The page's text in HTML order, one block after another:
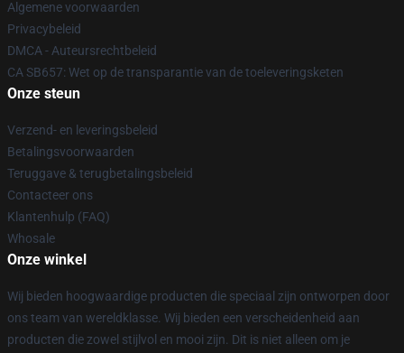
Algemene voorwaarden
Privacybeleid
DMCA - Auteursrechtbeleid
CA SB657: Wet op de transparantie van de toeleveringsketen
Onze steun
Verzend- en leveringsbeleid
Betalingsvoorwaarden
Teruggave & terugbetalingsbeleid
Contacteer ons
Klantenhulp (FAQ)
Whosale
Onze winkel
Wij bieden hoogwaardige producten die speciaal zijn ontworpen door
ons team van wereldklasse. Wij bieden een verscheidenheid aan
producten die zowel stijlvol en mooi zijn. Dit is niet alleen om je